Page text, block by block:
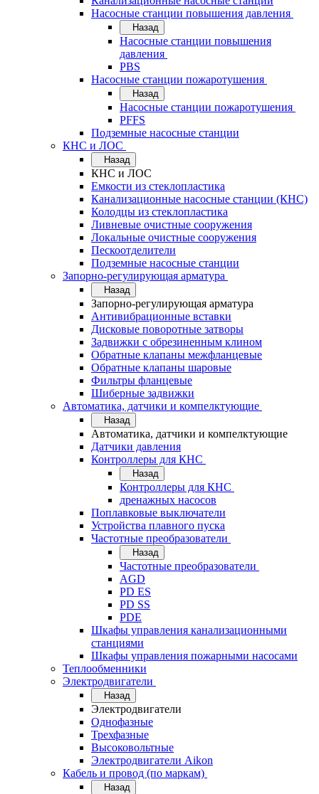
Насосные станции повышения давления
Назад
Насосные станции повышения
давления
PBS
Насосные станции пожаротушения
Назад
Насосные станции пожаротушения
PFFS
Подземные насосные станции
КНС и ЛОС
Назад
КНС и ЛОС
Емкости из стеклопластика
Канализационные насосные станции (КНС)
Колодцы из стеклопластика
Ливневые очистные сооружения
Локальные очистные сооружения
Пескоотделители
Подземные насосные станции
Запорно-регулирующая арматура
Назад
Запорно-регулирующая арматура
Антивибрационные вставки
Дисковые поворотные затворы
Задвижки с обрезиненным клином
Обратные клапаны межфланцевые
Обратные клапаны шаровые
Фильтры фланцевые
Шиберные задвижки
Автоматика, датчики и компелктующие
Назад
Автоматика, датчики и компелктующие
Датчики давления
Контроллеры для КНС
Назад
Контроллеры для КНС
дренажных насосов
Поплавковые выключатели
Устройства плавного пуска
Частотные преобразователи
Назад
Частотные преобразователи
AGD
PD ES
PD SS
PDE
Шкафы управления канализационными
станциями
Шкафы управления пожарными насосами
Теплообменники
Электродвигатели
Назад
Электродвигатели
Однофазные
Трехфазные
Высоковольтные
Электродвигатели Aikon
Кабель и провод (по маркам)
Назад